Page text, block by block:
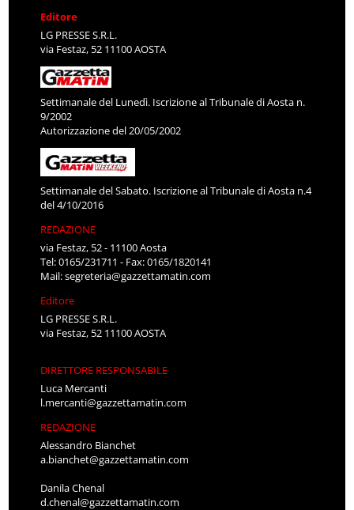
Editore
LG PRESSE S.R.L.
via Festaz, 52 11100 AOSTA
Settimanale del Lunedì. Iscrizione al Tribunale di Aosta n.
9/2002
Autorizzazione del 20/05/2002
Settimanale del Sabato. Iscrizione al Tribunale di Aosta n.4
del 4/10/2016
REDAZIONE
via Festaz, 52 - 11100 Aosta
Tel: 0165/231711 - Fax: 0165/1820141
Mail:segreteria@gazzettamatin.com
Editore
LG PRESSE S.R.L.
via Festaz, 52 11100 AOSTA
DIRETTORE RESPONSABILE
Luca Mercanti
l.mercanti@gazzettamatin.com
REDAZIONE
Alessandro Bianchet
a.bianchet@gazzettamatin.com
Danila Chenal
d.chenal@gazzettamatin.com